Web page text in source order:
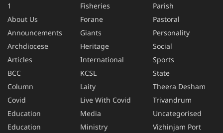
1
About Us
Announcements
Archdiocese
Articles
BCC
Column
Covid
Education
Education
Fisheries
Forane
Giants
Heritage
International
KCSL
Laity
Live With Covid
Media
Ministry
Parish
Pastoral
Personality
Social
Sports
State
Theera Desham
Trivandrum
Uncategorised
Vizhinjam Port